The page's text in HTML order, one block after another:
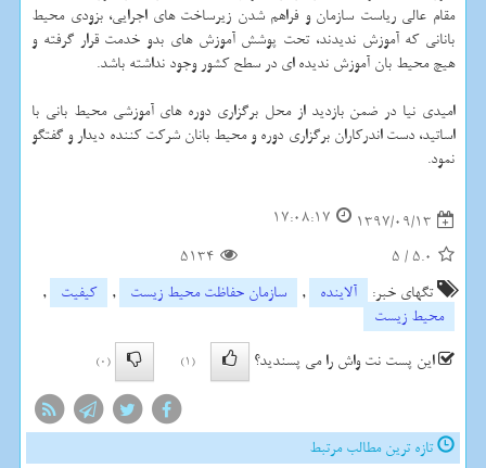
مقام عالی ریاست سازمان و فراهم شدن زیرساخت های اجرایی، بزودی محیط
بانانی كه آموزش ندیدند، تحت پوشش آموزش های بدو خدمت قرار گرفته و
هیچ محیط بان آموزش ندیده ای در سطح كشور وجود نداشته باشد.
امیدی نیا در ضمن بازدید از محل برگزاری دوره های آموزشی محیط بانی با
اساتید، دست اندركاران برگزاری دوره و محیط بانان شركت كننده دیدار و گفتگو
نمود.
1397/09/13
17:08:17
5.0
/
5
5134
تگهای خبر:
آلاینده , سازمان حفاظت محیط زیست , كیفیت
,
محیط زیست
این پست نت واش را می پسندید؟
(1)
(0)
تازه ترین مطالب مرتبط